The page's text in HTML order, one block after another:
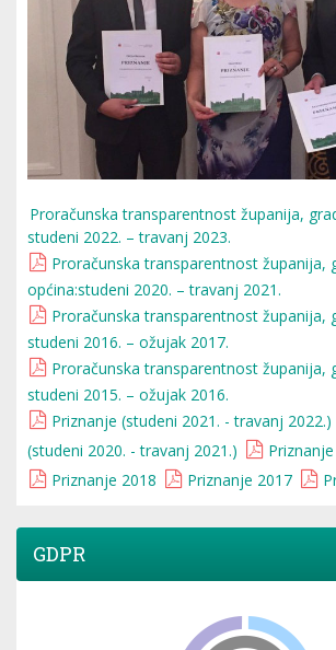
Proračunska transparentnost županija,
studeni 2022. – travanj 2023.
Proračunska transparentnost županija,
općina:studeni 2020. – travanj 2021.
Proračunska transparentnost županija,
studeni 2016. – ožujak 2017.
Proračunska transparentnost županija,
studeni 2015. – ožujak 2016.
Priznanje (studeni 2021. - travanj 2022.)
(studeni 2020. - travanj 2021.)
Priznanje 2018
Priznanje 2017
GDPR